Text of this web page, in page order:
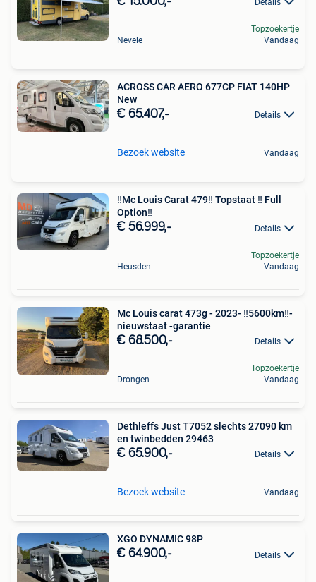
Nevele
Topzoekertje
Vandaag
ACROSS CAR AERO 677CP FIAT 140HP
New
€ 65.407,- Details
Bezoek website Vandaag
‼️Mc Louis Carat 479‼️ Topstaat ‼️ Full
Option‼️
€ 56.999,- Details
Heusden
Topzoekertje
Vandaag
Mc Louis carat 473g - 2023- ‼️5600km‼️-
nieuwstaat -garantie
€ 68.500,- Details
Drongen
Topzoekertje
Vandaag
Dethleffs Just T7052 slechts 27090 km
en twinbedden 29463
€ 65.900,- Details
Bezoek website Vandaag
XGO DYNAMIC 98P
€ 64.900,- Details